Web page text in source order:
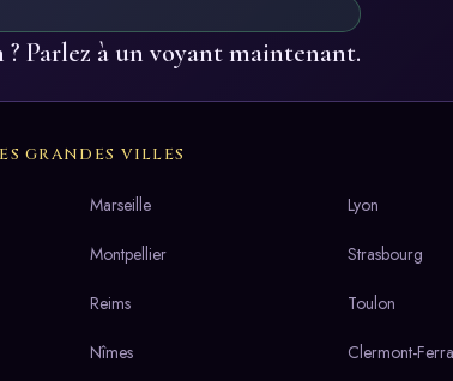
? Parlez à un voyant maintenant.
GRANDES VILLES
Marseille Lyon
Montpellier Strasbourg
Reims Toulon
Nîmes Clermont-